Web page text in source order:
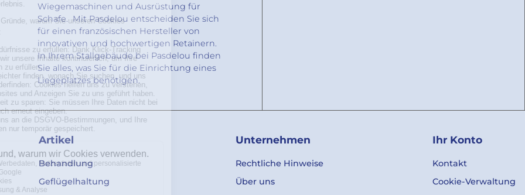
Wiegemaschinen und Ausrüstung für
Schafe. Mit Pasdelou entscheiden Sie sich
für einen französischen Hersteller von
innovativen und hochwertigen Retainern.
In Ihrem Stallgebäude bei Pasdelou finden
Sie alles, was Sie für die Einrichtung eines
Liegeplatzes benötigen.
Artikel
Behandlung
Geflügelhaltung
Unternehmen
Rechtliche Hinweise
Über uns
Ihr Konto
Kontakt
Cookie-Verwaltung